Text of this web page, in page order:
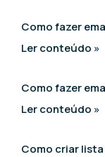
Como fazer
Ler conteúdo »
Como fazer
Ler conteúdo »
Como criar